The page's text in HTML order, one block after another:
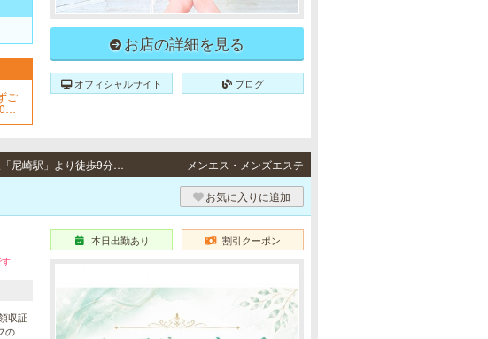
ご
1
お店の詳細を見る
オフィシャルサイト ブログ
西宮・尼崎・明石・姫路 / 阪神本線「西宮駅」より徒歩5分・阪神各線「尼崎駅」より徒歩9分・JR山陽本線「明石駅」より徒歩8分・JR各線「姫路駅」より徒歩5分 メンエス・メンズエステ
お気に入りに追加
収証
の
本日出勤あり 割引クーポン